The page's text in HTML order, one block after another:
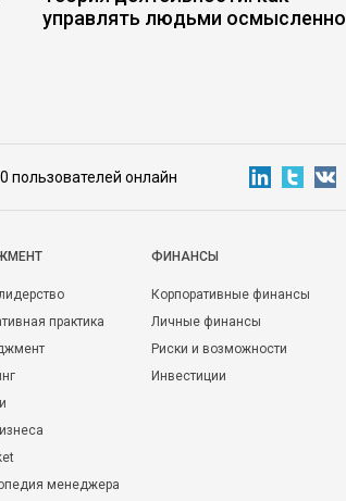
управлять людьми осмысленно
пользователей онлайн
практика
менеджера
ФИНАНСЫ
Корпоративные финансы
Личные финансы
Риски и возможности
Инвестиции